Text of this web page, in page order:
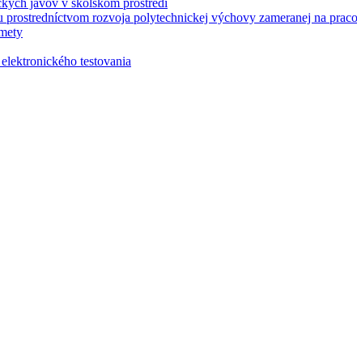
javov v školskom prostredí
rozvoja polytechnickej výchovy zameranej na
testovania